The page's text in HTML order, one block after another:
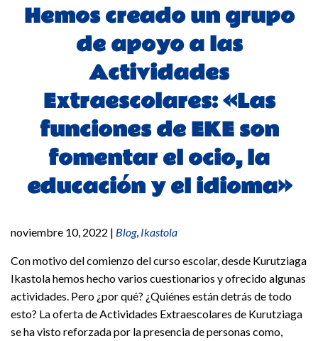
Hemos creado un grupo
de apoyo a las
Actividades
Extraescolares: «Las
funciones de EKE son
fomentar el ocio, la
educación y el idioma»
noviembre 10, 2022 | Blog, Ikastola
Con motivo del comienzo del curso escolar, desde Kurutziaga
Ikastola hemos hecho varios cuestionarios y ofrecido algunas
actividades. Pero ¿por qué? ¿Quiénes están detrás de todo
esto? La oferta de Actividades Extraescolares de Kurutziaga
se ha visto reforzada por la presencia de personas como,